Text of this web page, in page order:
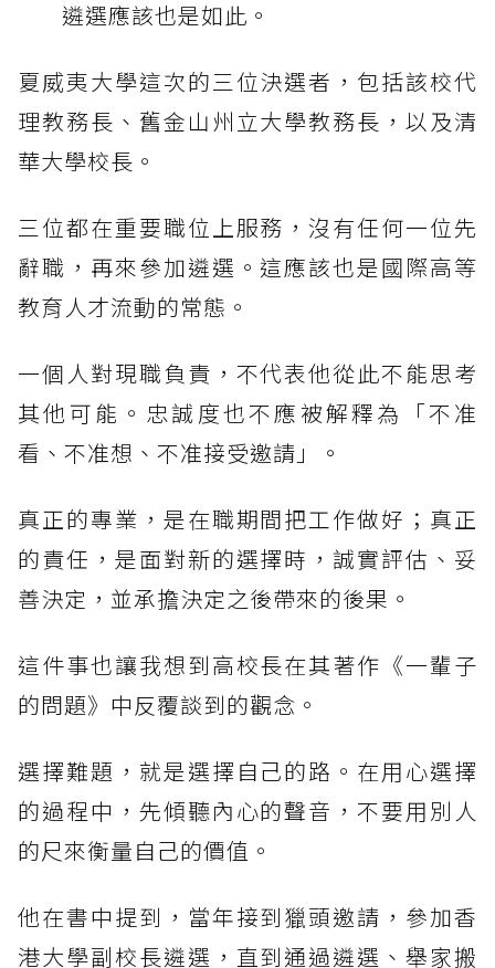
遴選應該也是如此。
夏威夷大學這次的三位決選者，包括該校代
理教務長、舊金山州立大學教務長，以及清
華大學校長。
三位都在重要職位上服務，沒有任何一位先
辭職，再來參加遴選。這應該也是國際高等
教育人才流動的常態。
一個人對現職負責，不代表他從此不能思考
其他可能。忠誠度也不應被解釋為「不准
看、不准想、不准接受邀請」。
真正的專業，是在職期間把工作做好；真正
的責任，是面對新的選擇時，誠實評估、妥
善決定，並承擔決定之後帶來的後果。
這件事也讓我想到高校長在其著作《一輩子
的問題》中反覆談到的觀念。
選擇難題，就是選擇自己的路。在用心選擇
的過程中，先傾聽內心的聲音，不要用別人
的尺來衡量自己的價值。
他在書中提到，當年接到獵頭邀請，參加香
港大學副校長遴選，直到通過遴選、舉家搬